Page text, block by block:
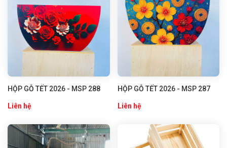
HỘP GỖ TẾT 2026 - MSP 288
Liên hệ
HỘP GỖ TẾT 2026 - MSP 287
Liên hệ